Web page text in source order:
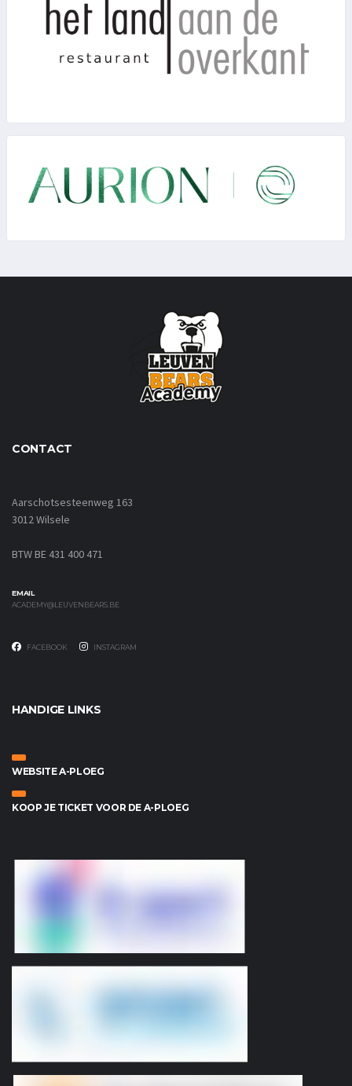
CONTACT
Aarschotsesteenweg 163
3012 Wilsele
BTW BE 431 400 471
EMAIL
ACADEMY@LEUVENBEARS.BE
FACEBOOK INSTAGRAM
HANDIGE LINKS
WEBSITE A-PLOEG
KOOP JE TICKET VOOR DE A-PLOEG